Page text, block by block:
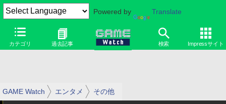
Powered by Translate
カテゴリ 過去記事 検索 Impressサイト
GAME Watch エンタメ その他